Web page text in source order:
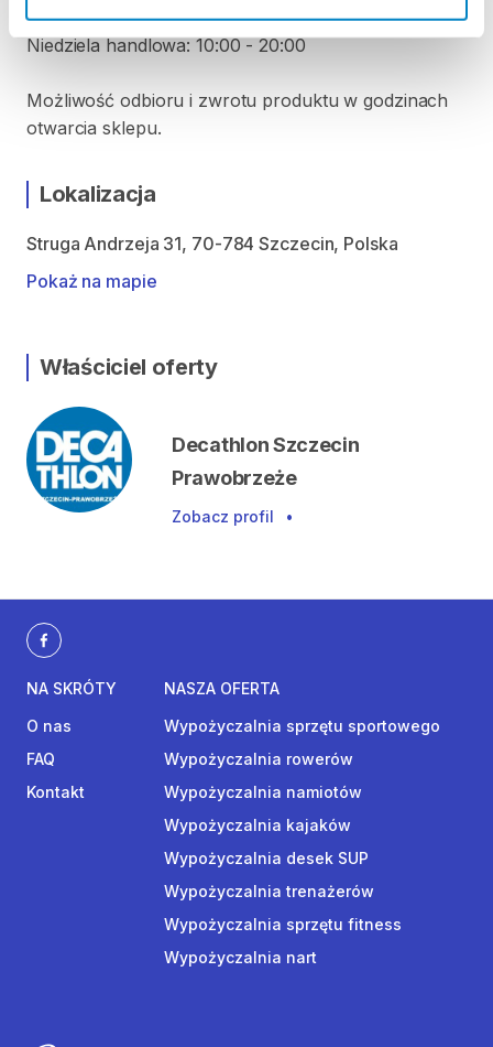
Sobota: 9:00 - 21:00
Niedziela handlowa: 10:00 - 20:00
Możliwość odbioru i zwrotu produktu w godzinach
otwarcia sklepu.
Lokalizacja
Struga Andrzeja 31, 70-784 Szczecin, Polska
Pokaż na mapie
Właściciel oferty
Decathlon Szczecin
Prawobrzeże
Zobacz profil •
NA SKRÓTY
O nas
FAQ
Kontakt
NASZA OFERTA
Wypożyczalnia sprzętu sportowego
Wypożyczalnia rowerów
Wypożyczalnia namiotów
Wypożyczalnia kajaków
Wypożyczalnia desek SUP
Wypożyczalnia trenażerów
Wypożyczalnia sprzętu fitness
Wypożyczalnia nart